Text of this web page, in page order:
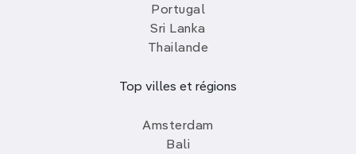
Portugal
Sri Lanka
Thailande
Top villes et régions
Amsterdam
Bali